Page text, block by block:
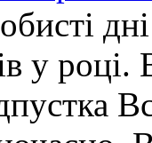
у році.